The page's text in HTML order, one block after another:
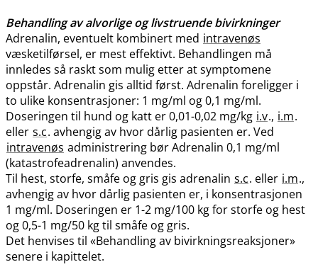
Behandling av alvorlige og livstruende bivirkninger
Adrenalin, eventuelt kombinert med intravenøs
væsketilførsel, er mest effektivt. Behandlingen må
innledes så raskt som mulig etter at symptomene
oppstår. Adrenalin gis alltid først. Adrenalin foreligger i
to ulike konsentrasjoner: 1 mg/ml og 0,1 mg​/​ml.
Doseringen til hund og katt er 0,01-0,02 mg/kg i.v., i.m.
eller s.c. avhengig av hvor dårlig pasienten er. Ved
intravenøs administrering bør Adrenalin 0,1 mg/ml
(katastrofeadrenalin) anvendes.
Til hest, storfe, småfe og gris gis adrenalin s.c. eller i.m.,
avhengig av hvor dårlig pasienten er, i konsentrasjonen
1 mg​/​ml. Doseringen er 1-2 mg/100 kg for storfe og hest
og 0,5-1 mg/50 kg til småfe og gris.
Det henvises til «Behandling av bivirkningsreaksjoner»
senere i kapittelet.